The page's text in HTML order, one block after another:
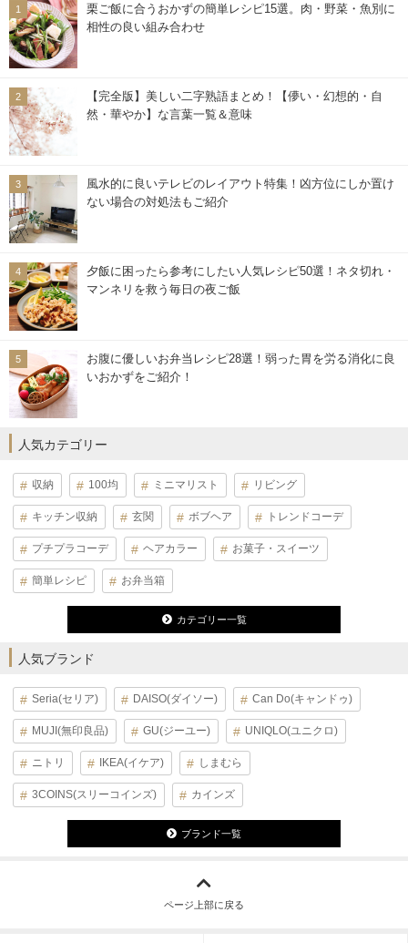
栗ご飯に合うおかずの簡単レシピ15選。肉・野菜・魚別に
相性の良い組み合わせ
【完全版】美しい二字熟語まとめ！【儚い・幻想的・自
然・華やか】な言葉一覧＆意味
風水的に良いテレビのレイアウト特集！凶方位にしか置け
ない場合の対処法もご紹介
夕飯に困ったら参考にしたい人気レシピ50選！ネタ切れ・
マンネリを救う毎日の夜ご飯
お腹に優しいお弁当レシピ28選！弱った胃を労る消化に良
いおかずをご紹介！
人気カテゴリー
収納 100均 ミニマリスト リビング
キッチン収納 玄関 ボブヘア トレンドコーデ
プチプラコーデ ヘアカラー お菓子・スイーツ
簡単レシピ お弁当箱
カテゴリー一覧
人気ブランド
Seria(セリア) DAISO(ダイソー) Can Do(キャンドゥ)
MUJI(無印良品) GU(ジーユー) UNIQLO(ユニクロ)
ニトリ IKEA(イケア) しまむら
3COINS(スリーコインズ) カインズ
ブランド一覧
ページ上部に戻る